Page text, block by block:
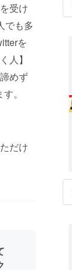
受け
でも多
を
人】
めず
。
だけ